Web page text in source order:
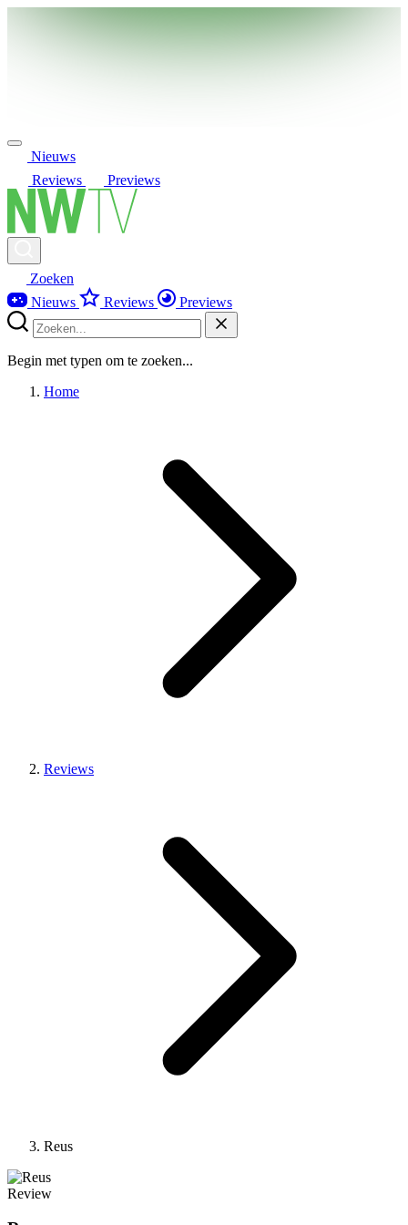
Nieuws
Reviews
Previews
Zoeken
Nieuws
Reviews Previews
Begin met typen om te zoeken...
Home
Reviews
Reus
Review